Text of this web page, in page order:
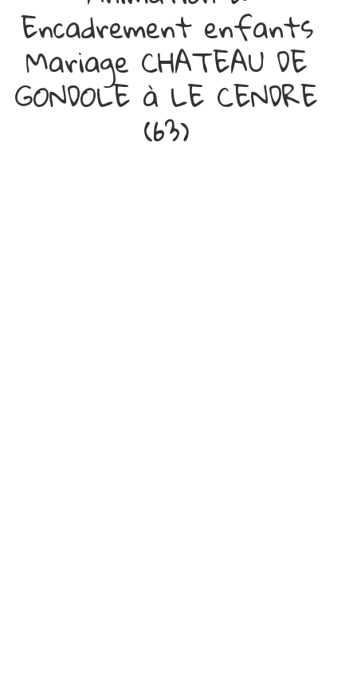
Encadrement enfants
Mariage CHATEAU DE
GONDOLE à LE CENDRE
(63)